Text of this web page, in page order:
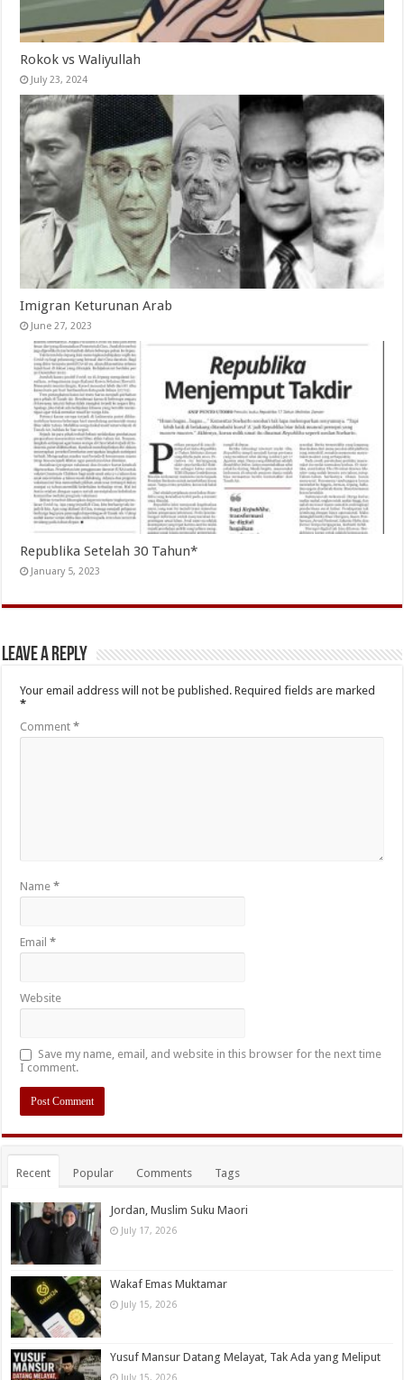
Rokok vs Waliyullah
July 23, 2024
Imigran Keturunan Arab
June 27, 2023
Republika Setelah 30 Tahun*
January 5, 2023
Leave a Reply
Your email address will not be published. Required fields are marked
*
Comment*
Name*
Email*
Website
Save my name, email, and website in this browser for the next time
I comment.
Recent Popular Comments Tags
Jordan, Muslim Suku Maori
July 17, 2026
Wakaf Emas Muktamar
July 15, 2026
Yusuf Mansur Datang Melayat, Tak Ada yang Meliput
July 15, 2026